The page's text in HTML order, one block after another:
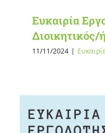
Ευκαιρία
Διοικητικός/
11/11/2024 |